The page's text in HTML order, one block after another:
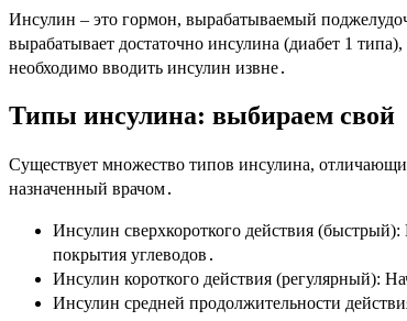
Инсулин – это гормон, вырабатываемый
вырабатывает достаточно инсулина (диабет 1
необходимо вводить инсулин извне․
Типы инсулина: выбираем свой
Существует множество типов инсулина,
назначенный врачом․
Инсулин сверхкороткого действия (быстрый):
покрытия углеводов․
Инсулин короткого действия (регулярный):
Инсулин средней продолжительности